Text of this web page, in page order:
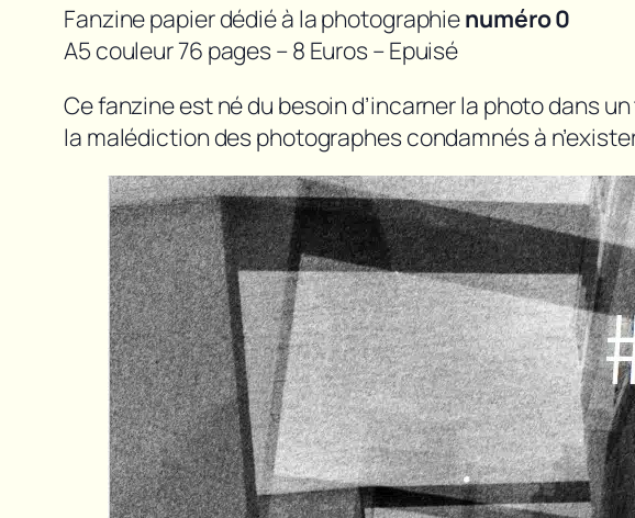
Fanzine papier dédié à la photographienuméro 0
A5 couleur 76 pages – 8 Euros – Epuisé
Ce fanzine est né du besoin d’incarner la photo dans
la malédiction des photographes condamnés à